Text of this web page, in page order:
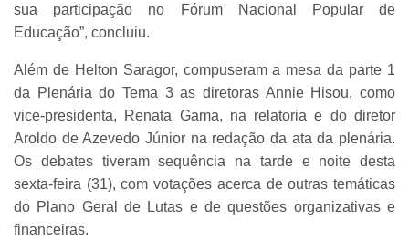
sua participação no Fórum Nacional Popular de
Educação”, concluiu.
Além de Helton Saragor, compuseram a mesa da parte 1
da Plenária do Tema 3 as diretoras Annie Hisou, como
vice-presidenta, Renata Gama, na relatoria e do diretor
Aroldo de Azevedo Júnior na redação da ata da plenária.
Os debates tiveram sequência na tarde e noite desta
sexta-feira (31), com votações acerca de outras temáticas
do Plano Geral de Lutas e de questões organizativas e
financeiras.